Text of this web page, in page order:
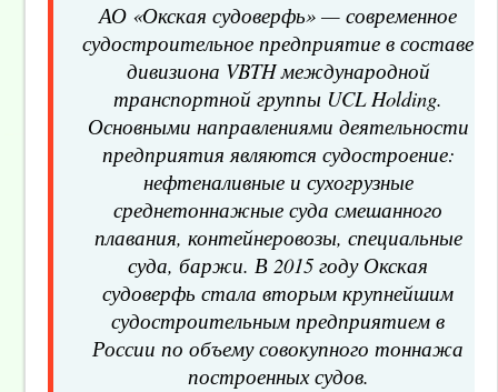
АО «Окская судоверфь» — современное
судостроительное предприятие в составе
дивизиона VBTH международной
транспортной группы UCL Holding.
Основными направлениями деятельности
предприятия являются судостроение:
нефтеналивные и сухогрузные
среднетоннажные суда смешанного
плавания, контейнеровозы, специальные
суда, баржи. В 2015 году Окская
судоверфь стала вторым крупнейшим
судостроительным предприятием в
России по объему совокупного тоннажа
построенных судов.